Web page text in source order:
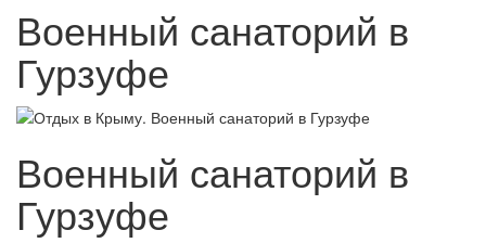
Военный санаторий в
Гурзуфе
Военный санаторий в
Гурзуфе